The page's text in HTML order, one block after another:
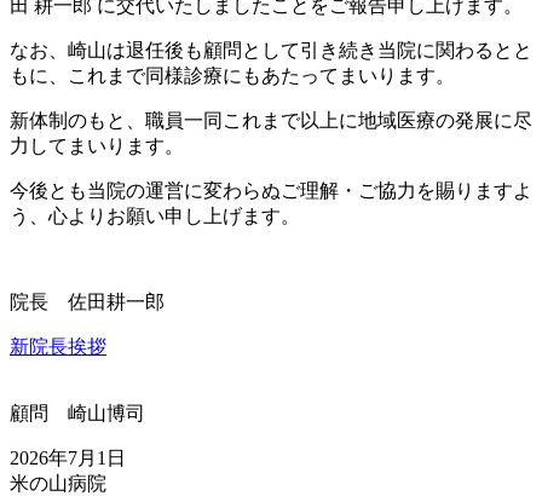
田 耕一郎 に交代いたしましたことをご報告申し上げます。
なお、崎山は退任後も顧問として引き続き当院に関わるとと
もに、これまで同様診療にもあたってまいります。
新体制のもと、職員一同これまで以上に地域医療の発展に尽
力してまいります。
今後とも当院の運営に変わらぬご理解・ご協力を賜りますよ
う、心よりお願い申し上げます。
院長 佐田耕一郎
新院長挨拶
顧問 崎山博司
2026年7月1日
米の山病院